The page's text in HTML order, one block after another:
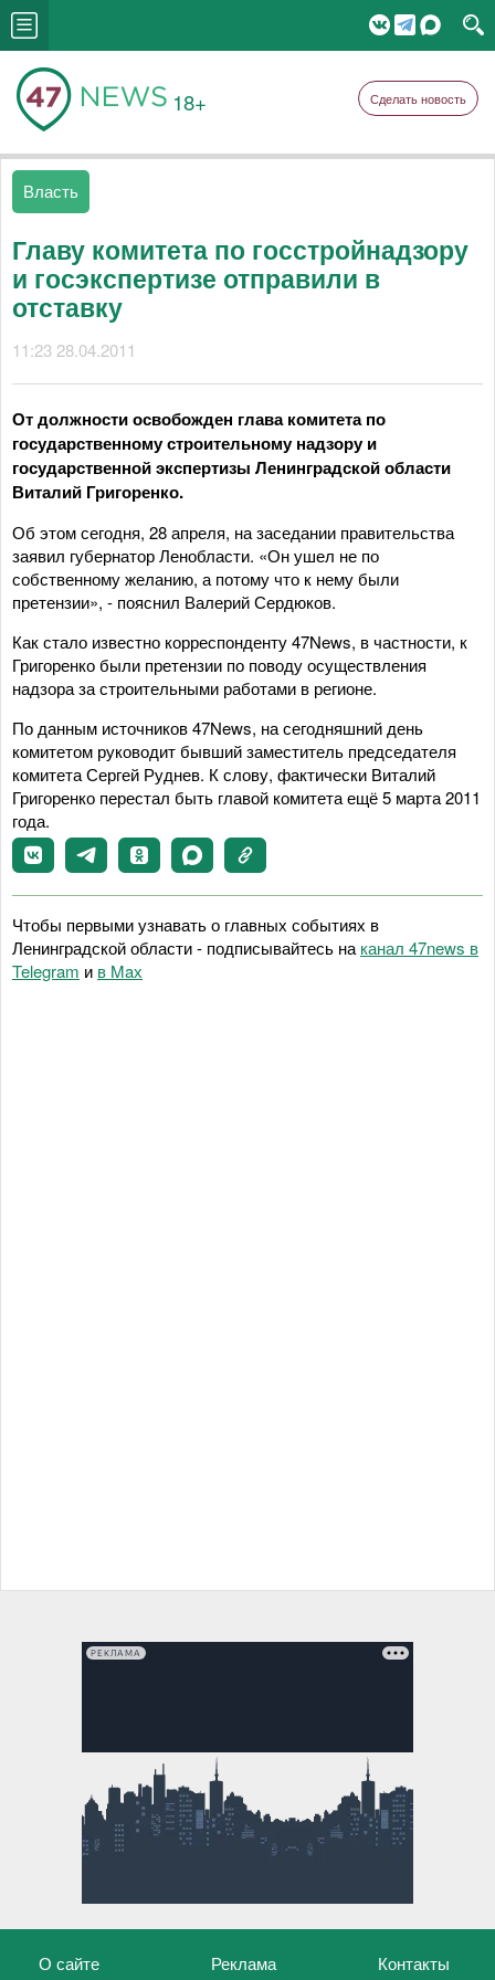
18+ Сделать новость
Власть
Главу комитета по госстройнадзору
и госэкспертизе отправили в
отставку
11:23 28.04.2011
От должности освобожден глава комитета по
государственному строительному надзору и
государственной экспертизы Ленинградской области
Виталий Григоренко.
Об этом сегодня, 28 апреля, на заседании правительства
заявил губернатор Ленобласти. «Он ушел не по
собственному желанию, а потому что к нему были
претензии», - пояснил Валерий Сердюков.
Как стало известно корреспонденту 47News, в частности, к
Григоренко были претензии по поводу осуществления
надзора за строительными работами в регионе.
По данным источников 47News, на сегодняшний день
комитетом руководит бывший заместитель председателя
комитета Сергей Руднев. К слову, фактически Виталий
Григоренко перестал быть главой комитета ещё 5 марта 2011
года.
Чтобы первыми узнавать о главных событиях в
Ленинградской области - подписывайтесь на канал 47news в
Telegram и в Maх
РЕКЛАМА
О сайте Реклама Контакты